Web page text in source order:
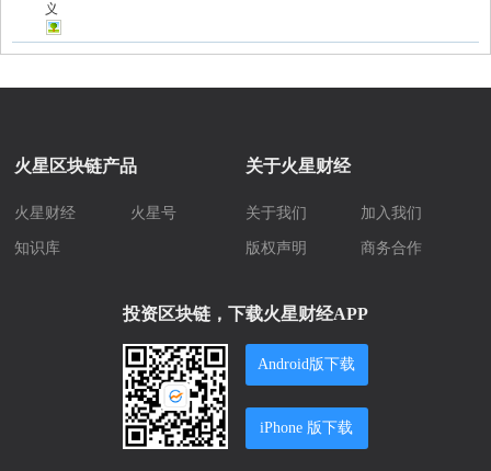
义
火星区块链产品
火星财经 火星号
知识库
关于火星财经
关于我们 加入我们
版权声明 商务合作
投资区块链，下载火星财经APP
Android版下载
iPhone 版下载